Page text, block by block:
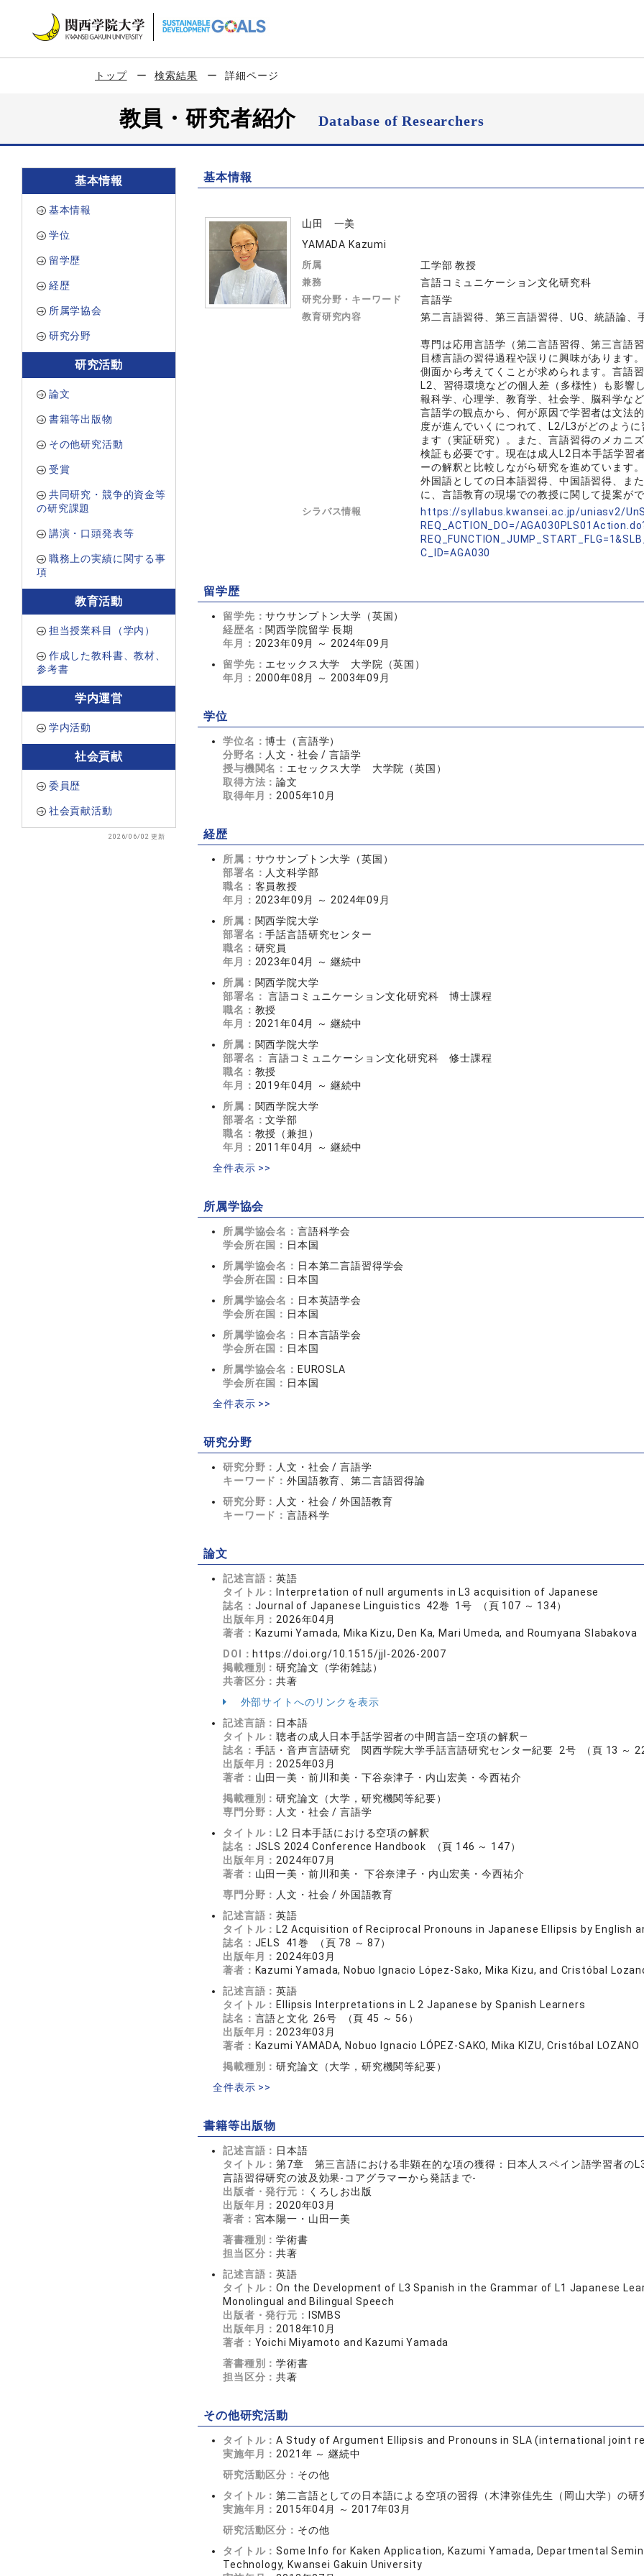
トップ 検索結果 詳細ページ
教員・研究者紹介Database of Researchers
基本情報
基本情報
学位
留学歴
経歴
所属学協会
研究分野
研究活動
論文
書籍等出版物
その他研究活動
受賞
共同研究・競争的資金等
の研究課題
講演・口頭発表等
職務上の実績に関する事
項
教育活動
担当授業科目（学内）
作成した教科書、教材、
参考書
学内運営
学内活動
社会貢献
委員歴
社会貢献活動
2026/06/02 更新
基本情報
山田 一美
YAMADA Kazumi
所属 工学部 教授
兼務 言語コミュニケーション文化研究科
研究分野・キーワード 言語学
教育研究内容 第二言語習得、第三言語習得、UG、統語論、
専門は応用言語学（第二言語習得、第三言語
目標言語の習得過程や誤りに興味があります
側面から考えてくことが求められます。言語
L2、習得環境などの個人差（多様性）も影響
報科学、心理学、教育学、社会学、脳科学な
言語学の観点から、何が原因で学習者は文法
度が進んでいくにつれて、L2/L3がどのよう
ます（実証研究）。また、言語習得のメカニ
検証も必要です。現在は成人L2日本手話学習
ーの解釈と比較しながら研究を進めています
外国語としての日本語習得、中国語習得、ま
に、言語教育の現場での教授に関して提案が
シラバス情報
https://syllabus.kwansei.ac.jp/uniasv2/
REQ_ACTION_DO=/
C_ID=AGA030
留学歴
留学先：サウサンプトン大学（英国）
経歴名： 関西学院留学 長期
年月： 2023年09月 ～ 2024年09月
留学先： エセックス大学 大学院（英国）
年月： 2000年08月 ～ 2003年09月
学位
学位名：博士（言語学）
分野名： 人文・社会 / 言語学
授与機関名： エセックス大学 大学院（英国）
取得方法：論文
取得年月： 2005年10月
経歴
所属： サウサンプトン大学（英国）
部署名： 人文科学部
職名： 客員教授
年月： 2023年09月 ～ 2024年09月
所属： 関西学院大学
部署名：手話言語研究センター
職名： 研究員
年月： 2023年04月 ～ 継続中
所属： 関西学院大学
部署名： 言語コミュニケーション文化研究科 博士課程
職名： 教授
年月： 2021年04月 ～ 継続中
所属： 関西学院大学
部署名： 言語コミュニケーション文化研究科 修士課程
職名： 教授
年月： 2019年04月 ～ 継続中
所属： 関西学院大学
部署名：文学部
職名： 教授（兼担）
年月： 2011年04月 ～ 継続中
全件表示 >>
所属学協会
所属学協会名： 言語科学会
学会所在国： 日本国
所属学協会名： 日本第二言語習得学会
学会所在国： 日本国
所属学協会名： 日本英語学会
学会所在国： 日本国
所属学協会名： 日本言語学会
学会所在国： 日本国
所属学協会名： EUROSLA
学会所在国： 日本国
全件表示 >>
研究分野
研究分野： 人文・社会 / 言語学
キーワード：外国語教育、第二言語習得論
研究分野： 人文・社会 / 外国語教育
キーワード：言語科学
論文
記述言語：英語
タイトル：
Interpretation of null arguments in L3 acquisition of Japanese
誌名： Journal of Japanese Linguistics 42巻 1号 （頁 107 ～ 134）
出版年月： 2026年04月
著者： Kazumi Yamada, Mika Kizu, Den Ka, Mari Umeda, and Roumyana Slabakova
DOI： https://doi.org/10.1515/jjl-2026-2007
掲載種別：研究論文（学術雑誌）
共著区分：共著
外部サイトへのリンクを表示
記述言語： 日本語
タイトル：聴者の成人日本手話学習者の中間言語―空項の解釈―
誌名： 手話・音声言語研究 関西学院大学手話言語研究センター紀要 2号 （頁 13 ～ 22
出版年月： 2025年03月
著者： 山田一美・前川和美・下谷奈津子・内山宏美・今西祐介
掲載種別：研究論文（大学，研究機関等紀要）
専門分野： 人文・社会 / 言語学
タイトル： L2 日本手話における空項の解釈
誌名： JSLS 2024 Conference Handbook （頁 146 ～ 147）
出版年月： 2024年07月
著者： 山田一美・前川和美・ 下谷奈津子・内山宏美・今西祐介
専門分野： 人文・社会 / 外国語教育
記述言語：英語
タイトル： L2 Acquisition of Reciprocal Pronouns in Japanese Ellipsis by English
誌名： JELS 41巻 （頁 78 ～ 87）
出版年月： 2024年03月
著者： Kazumi Yamada, Nobuo Ignacio López-Sako, Mika Kizu, and Cristóbal
記述言語：英語
タイトル： Ellipsis Interpretations in L 2 Japanese by Spanish Learners
誌名： 言語と文化 26号 （頁 45 ～ 56）
出版年月： 2023年03月
著者： Kazumi YAMADA, Nobuo Ignacio LÓPEZ-SAKO, Mika KIZU, Cristóbal LOZANO
掲載種別：研究論文（大学，研究機関等紀要）
全件表示 >>
書籍等出版物
記述言語： 日本語
タイトル：第7章 第三言語における非顕在的な項の獲得：日本人スペイン語学習者の
言語習得研究の波及効果‐コアグラマーから発話まで‐
出版者・発行元： くろしお出版
出版年月： 2020年03月
著者： 宮本陽一・山田一美
著書種別：学術書
担当区分：共著
記述言語：英語
タイトル：On the Development of L3 Spanish in the Grammar of L1 Japanese
Monolingual and Bilingual Speech
出版者・発行元：
ISMBS
出版年月： 2018年10月
著者： Yoichi Miyamoto and Kazumi Yamada
著書種別：学術書
担当区分：共著
その他研究活動
タイトル：A Study of Argument Ellipsis and Pronouns in SLA (international joint
実施年月： 2021年 ～ 継続中
研究活動区分： その他
タイトル：第二言語としての日本語による空項の習得（木津弥佳先生（岡山大学）の研
実施年月： 2015年04月 ～ 2017年03月
研究活動区分： その他
タイトル：Some Info for Kaken Application, Kazumi Yamada, Departmental
Technology, Kwansei Gakuin University